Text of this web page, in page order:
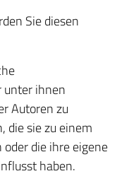
Sie diesen
ihnen
Autoren zu
die sie zu einem
die ihre eigene
haben.